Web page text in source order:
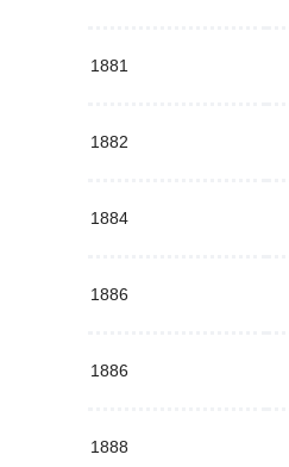
1881
1882
1884
1886
1886
1888